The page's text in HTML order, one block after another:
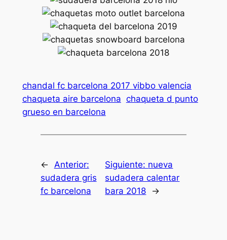
chandal fc barcelona 2017 vibbo valencia
chaqueta aire barcelona chaqueta d punto
grueso en barcelona
←
Anterior:
sudadera gris
fc barcelona
Siguiente: nueva
sudadera calentar
bara 2018
→